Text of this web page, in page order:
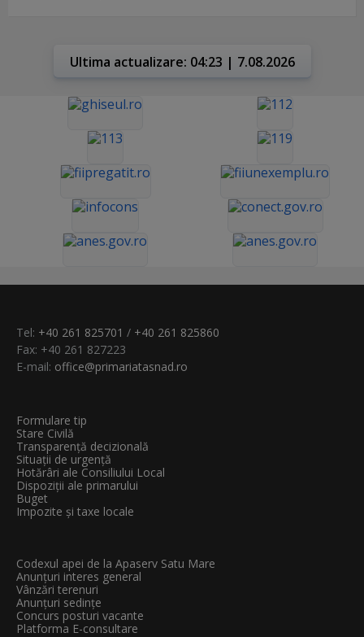
Ultima actualizare: 04:23 | 7.08.2026
Tel: +40 261 825701 / +40 261 825860
Fax: +40 261 827223
E-mail: office@primariatasnad.ro
Formulare tip
Stare Civilă
Transparenţă decizională
Situații de urgență
Hotărâri ale Consiliului Local
Dispoziții ale primarului
Buget
Impozite și taxe locale
Codexul apei de la Apaserv Satu Mare
Anunțuri interes general
Vânzări terenuri
Anunțuri sedințe
Concurs posturi vacante
Platforma E-consultare